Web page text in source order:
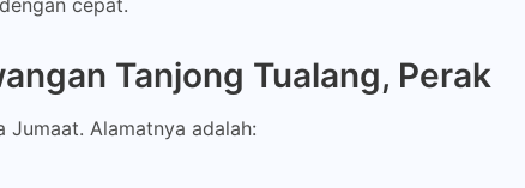
Tanjong Tualang, Perak
Jumaat. Alamatnya adalah: